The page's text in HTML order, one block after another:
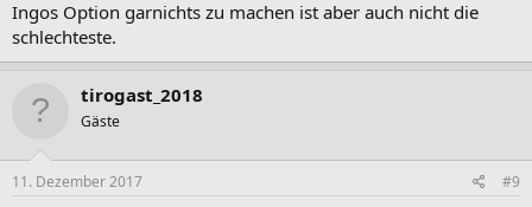
Ingos Option garnichts zu machen ist aber auch nicht die
schlechteste.
tirogast_2018
Gäste
11. Dezember 2017 #9